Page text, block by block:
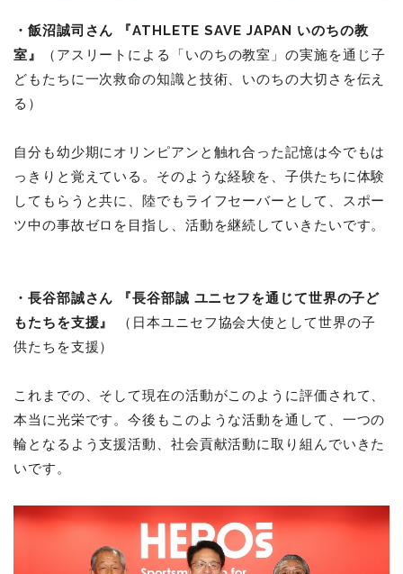
・飯沼誠司さん 『ATHLETE SAVE JAPAN いのちの教
室』
（アスリートによる「いのちの教室」の実施を通じ子
どもたちに一次救命の知識と技術、いのちの大切さを伝え
る）
自分も幼少期にオリンピアンと触れ合った記憶は今でもは
っきりと覚えている。そのような経験を、子供たちに体験
してもらうと共に、陸でもライフセーバーとして、スポー
ツ中の事故ゼロを目指し、活動を継続していきたいです。
・長谷部誠さん 『長谷部誠 ユニセフを通じて世界の子ど
もたちを支援』
（日本ユニセフ協会大使として世界の子
供たちを支援）
これまでの、そして現在の活動がこのように評価されて、
本当に光栄です。今後もこのような活動を通して、一つの
輪となるよう支援活動、社会貢献活動に取り組んでいきた
いです。